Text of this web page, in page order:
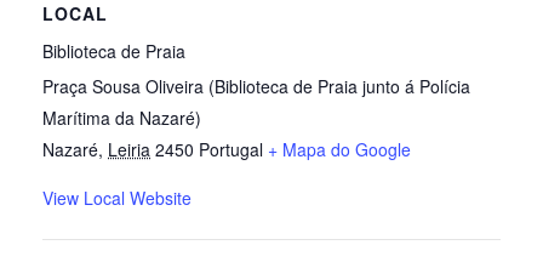
LOCAL
Biblioteca de Praia
Praça Sousa Oliveira (Biblioteca de Praia junto á Polícia
Marítima da Nazaré)
Nazaré, Leiria 2450 Portugal + Mapa do Google
View Local Website